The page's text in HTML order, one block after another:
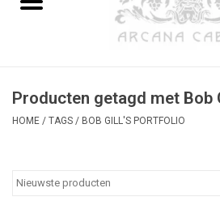
Oud & Zeldzaam
Erotica
Categorieën
Producten getagd met
HOME / TAGS / BOB GILL'S PORTFOLIO